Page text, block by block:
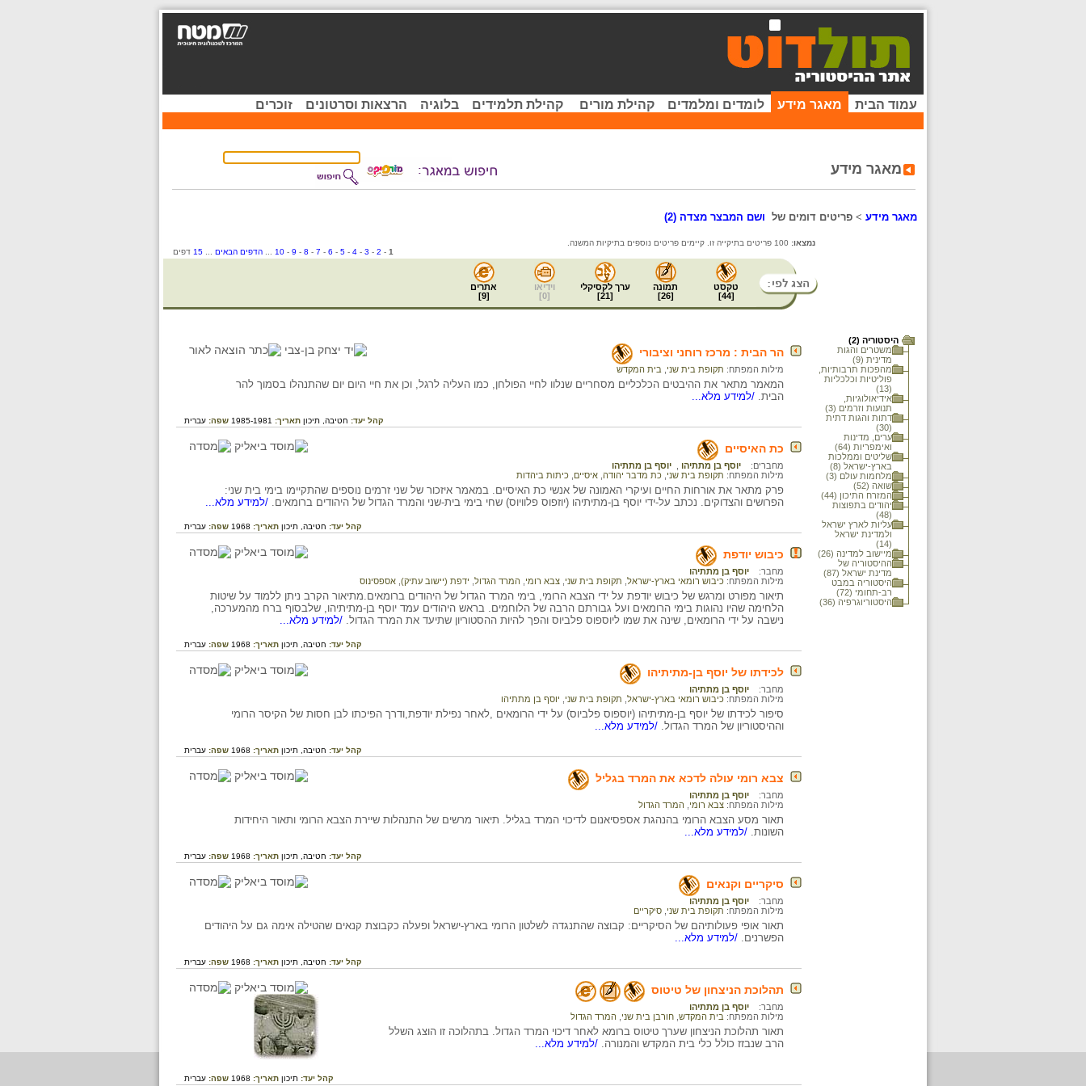
עמוד הבית מאגר מידע לומדים ומלמדים קהילת מורים קהילת תלמידים בלוגיה הרצאות וסרטונים זוכרים
מאגר מידע
מאגר מידע > פריטים דומים של ושם המבצר מצדה (2)
נמצאו:
1
-
2
-
3
-
4
-
5
-
6
-
7
-
8
-
9
-
10 הדפים הבאים 15 דפים
טקסט
[
44
]
תמונה
[
26
]
ערך לקסיקלי
[
21
]
וידיאו
[
0
]
אתרים
[
9
]
היסטוריה (2)
משטרים והגות
מדינית (9)
מהפכות תרבותיות,
פוליטיות וכלכליות
(13)
אידיאולוגיות,
תנועות וזרמים (3)
דתות והגות דתית
(30)
ערים, מדינות
ואימפריות (64)
שליטים וממלכות
בארץ-ישראל (8)
מלחמות עולם (3)
שואה (52)
המזרח התיכון (44)
יהודים בתפוצות
(48)
עליות לארץ ישראל
ולמדינת ישראל
(14)
מיישוב למדינה (26)
ההיסטוריה של
מדינת ישראל (87)
היסטוריה במבט
רב-תחומי (72)
היסטוריוגרפיה (36)
הר הבית : מרכז רוחני וציבורי
מילות המפתח: תקופת בית שני בית המקדש
המאמר מתאר את ההיבטים הכלכליים מסחריים שנלוו לחיי הפולחן, כמו העליה לרגל, וכן את חיי היום יום שהתנהלו בסמוך להר
הבית. /למידע מלא...
קהל יעד: חטיבה, תיכון תאריך: 1985-1981 שפה: עברית
כת האיסיים
מחברים: יוסף בן מתתיהו
יוסף בן מתתיהו
מילות המפתח: תקופת בית שני כת מדבר יהודה איסיים כיתות ביהדות
פרק מתאר את אורחות החיים ועיקרי האמונה של אנשי כת האיסיים. במאמר איזכור של שני זרמים נוספים שהתקיימו בימי בית שני:
הפרושים והצדוקים. נכתב על-ידי יוסף בן-מתיתיהו (יוזפוס פלוויוס) שחי בימי בית-שני והמרד הגדול של היהודים ברומאים. /למידע מלא...
קהל יעד: חטיבה, תיכון תאריך: 1968 שפה: עברית
כיבוש יודפת
מחבר:
יוסף בן מתתיהו
מילות המפתח: כיבוש רומאי בארץ-ישראל תקופת בית שני צבא רומי המרד הגדול ידפת (יישוב עתיק) אספסינוס
תיאור מפורט ומרגש של כיבוש יודפת על ידי הצבא הרומי, בימי המרד הגדול של היהודים ברומאים.מתיאור הקרב ניתן ללמוד על שיטות
הלחימה שהיו נהוגות בימי הרומאים ועל גבורתם הרבה של הלוחמים. בראש היהודים עמד יוסף בן-מתיתיהו, שלבסוף ברח מהמערכה,
נישבה על ידי הרומאים, שינה את שמו ליוספוס פלביוס והפך להיות ההסטוריון שתיעד את המרד הגדול. /למידע מלא...
קהל יעד: חטיבה, תיכון תאריך: 1968 שפה: עברית
לכידתו של יוסף בן-מתיתיהו
מחבר:
יוסף בן מתתיהו
מילות המפתח: כיבוש רומאי בארץ-ישראל תקופת בית שני יוסף בן מתתיהו
סיפור לכידתו של יוסף בן-מתיתיהו (יוספוס פלביוס) על ידי הרומאים ,לאחר נפילת יודפת,ודרך הפיכתו לבן חסות של הקיסר הרומי
וההיסטוריון של המרד הגדול. /למידע מלא...
קהל יעד: חטיבה, תיכון תאריך: 1968 שפה: עברית
צבא רומי עולה לדכא את המרד בגליל
מחבר:
יוסף בן מתתיהו
מילות המפתח: צבא רומי המרד הגדול
תאור מסע הצבא הרומי בהנהגת אספסיאנום לדיכוי המרד בגליל. תיאור מרשים של התנהלות שיירת הצבא הרומי ותאור היחידות
השונות. /למידע מלא...
קהל יעד: חטיבה, תיכון תאריך: 1968 שפה: עברית
סיקריים וקנאים
מחבר:
יוסף בן מתתיהו
מילות המפתח: תקופת בית שני סיקריים
תאור אופי פעולותיהם של הסיקריים: קבוצה שהתנגדה לשלטון הרומי בארץ-ישראל ופעלה כקבוצת קנאים שהטילה אימה גם על היהודים
הפשרנים. /למידע מלא...
קהל יעד: חטיבה, תיכון תאריך: 1968 שפה: עברית
תהלוכת הניצחון של טיטוס
מחבר:
יוסף בן מתתיהו
מילות המפתח: בית המקדש חורבן בית שני המרד הגדול
תאור תהלוכת הניצחון שערך טיטוס ברומא לאחר דיכוי המרד הגדול. בתהלוכה זו הוצג השלל
הרב שנבזז כולל כלי בית המקדש והמנורה. /למידע מלא...
קהל יעד: תיכון תאריך: 1968 שפה: עברית